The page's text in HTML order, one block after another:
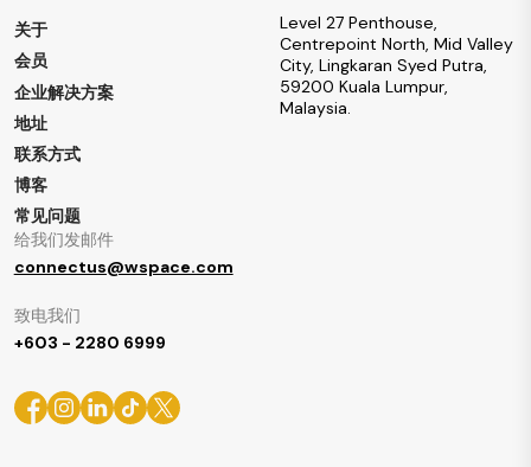
关于
会员
企业解决方案
地址
联系方式
博客
常见问题
Level 27 Penthouse,
Centrepoint North, Mid Valley
City, Lingkaran Syed Putra,
59200 Kuala Lumpur,
Malaysia.
给我们发邮件
connectus@wspace.com
致电我们
+603 - 2280 6999